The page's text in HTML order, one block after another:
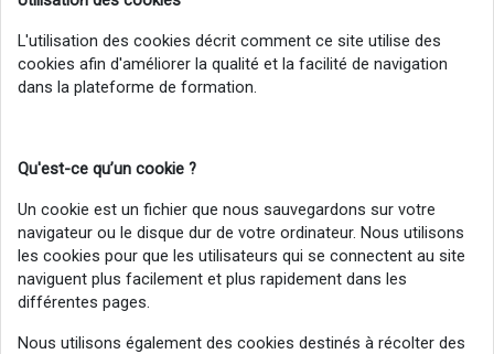
L'utilisation des cookies décrit comment ce site utilise des
cookies afin d'améliorer la qualité et la facilité de navigation
dans la plateforme de formation.
Qu'est-ce qu’un cookie ?
Un cookie est un fichier que nous sauvegardons sur votre
navigateur ou le disque dur de votre ordinateur. Nous utilisons
les cookies pour que les utilisateurs qui se connectent au site
naviguent plus facilement et plus rapidement dans les
différentes pages.
Nous utilisons également des cookies destinés à récolter des